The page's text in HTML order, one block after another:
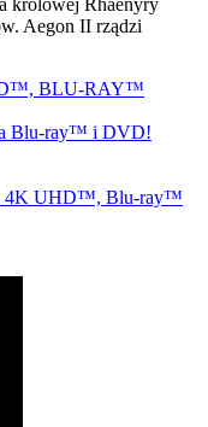
królowej Rhaenyry
Aegon II rządzi
BLU-RAY™
Blu-ray™ i DVD!
4K UHD™, Blu-ray™